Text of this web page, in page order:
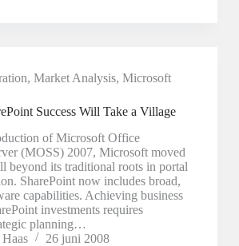
, Market Analysis, Microsoft
Success Will Take a Village
of Microsoft Office
(MOSS) 2007, Microsoft moved
beyond its traditional roots in portal
SharePoint now includes broad,
capabilities. Achieving business
investments requires
planning…
26 juni 2008